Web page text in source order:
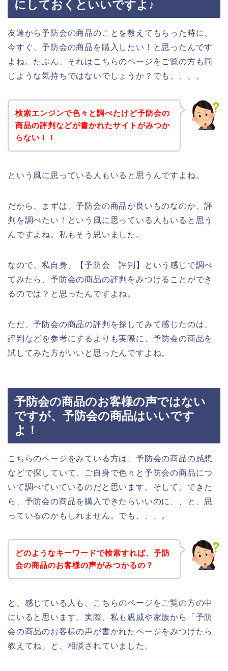
にしておくといいですよ♪
友達から予防会の商品のことを教えてもらった時に、
今すぐ、予防会の商品を購入したい！と思ったんです
よね。たぶん、それはこちらのページをご覧の方も同
じような気持ちではないでしょうか？でも、、、。
検索エンジンで色々と調べたけど予防会の
商品の評判などが書かれたサイトがみつか
らない！！
という風に思っている人もいると思うんですよね。
だから、まずは、予防会の商品が良いものなのか、評
判を調べたい！という風に思っている人もいると思う
んですよね。私もそう思いました。
なので、私自身、【予防会 評判】という感じで調べ
てみたら、予防会の商品の評判をみつけることができ
るのでは？と思ったんですよね。
ただ、予防会の商品の評判を探してみて感じたのは、
評判などを参考にするよりも実際に、予防会の商品を
試してみた方がいいと思ったんですよね。
予防会の商品のお客様の声ではない
ですが、予防会の商品はいいです
よ！
こちらのページをみている方は、予防会の商品の感想
などで探していて、ご自身で色々と予防会の商品につ
いて調べていているのだと思います。そして、できた
ら、予防会の商品を購入できたらいいのに、、と、思
っているのかもしれません。でも、、、。
どのようなキーワードで検索すれば、予防
会の商品のお客様の声がみつかるの？
と、感じている人も、こちらのページをご覧の方の中
にいると思います。実際、私も親戚や家族から「予防
会の商品のお客様の声が書かれたページをみつけたら
教えてね」と、相談されていました。